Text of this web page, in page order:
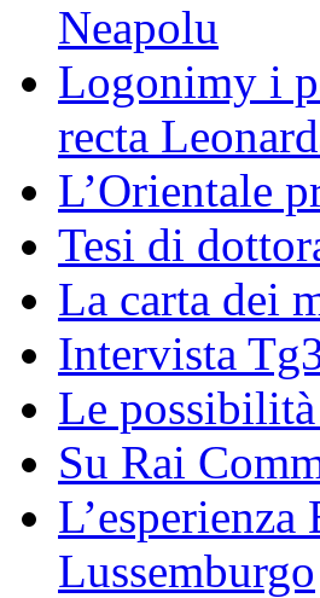
Neapolu
Logonimy i
recta
L’Orientale
Tesi di
La carta dei
Intervista
Le
Su Rai
Lussemburgo